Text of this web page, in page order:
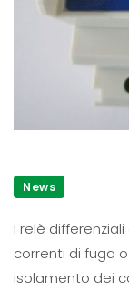
News
I relè
correnti di fuga
isolamento dei